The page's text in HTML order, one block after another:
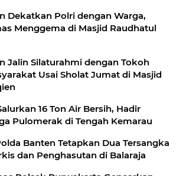
Dekatkan Polri dengan Warga,
Menggema di Masjid Raudhatul
Jalin Silaturahmi dengan Tokoh
Usai Sholat Jumat di Masjid
16 Ton Air Bersih, Hadir
Pulomerak di Tengah Kemarau
Banten Tetapkan Dua Tersangka
dan Penghasutan di Balaraja